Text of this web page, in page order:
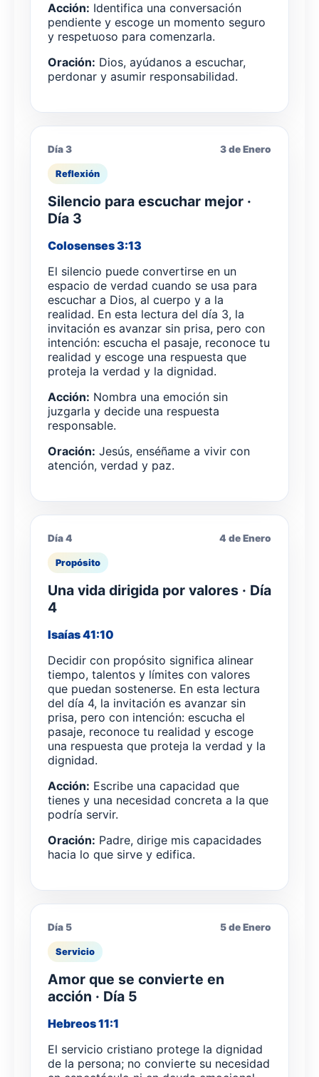
Acción: Identifica una conversación
pendiente y escoge un momento seguro
y respetuoso para comenzarla.
Oración: Dios, ayúdanos a escuchar,
perdonar y asumir responsabilidad.
Día 3 3 de Enero
Reflexión
Silencio para escuchar mejor ·
Día 3
Colosenses 3:13
El silencio puede convertirse en un
espacio de verdad cuando se usa para
escuchar a Dios, al cuerpo y a la
realidad. En esta lectura del día 3, la
invitación es avanzar sin prisa, pero con
intención: escucha el pasaje, reconoce tu
realidad y escoge una respuesta que
proteja la verdad y la dignidad.
Acción: Nombra una emoción sin
juzgarla y decide una respuesta
responsable.
Oración: Jesús, enséñame a vivir con
atención, verdad y paz.
Día 4 4 de Enero
Propósito
Una vida dirigida por valores · Día
4
Isaías 41:10
Decidir con propósito significa alinear
tiempo, talentos y límites con valores
que puedan sostenerse. En esta lectura
del día 4, la invitación es avanzar sin
prisa, pero con intención: escucha el
pasaje, reconoce tu realidad y escoge
una respuesta que proteja la verdad y la
dignidad.
Acción: Escribe una capacidad que
tienes y una necesidad concreta a la que
podría servir.
Oración: Padre, dirige mis capacidades
hacia lo que sirve y edifica.
Día 5 5 de Enero
Servicio
Amor que se convierte en
acción · Día 5
Hebreos 11:1
El servicio cristiano protege la dignidad
de la persona; no convierte su necesidad